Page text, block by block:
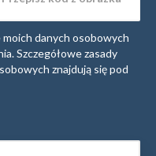
danych osobowych
Szczegółowe zasady
znajdują się pod